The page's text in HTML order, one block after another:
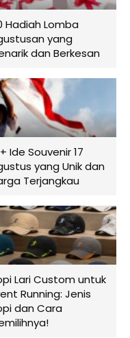
Hadiah Lomba
yang
dan Berkesan
Ide Souvenir 17
yang Unik dan
Terjangkau
Lari Custom untuk
Running: Jenis
dan Cara